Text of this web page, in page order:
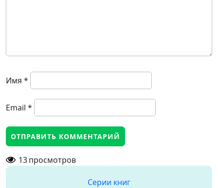
Имя *
Email *
13просмотров
Серии книг